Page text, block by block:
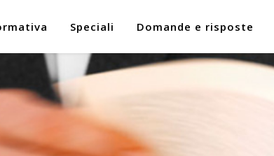
Speciali Domande e risposte